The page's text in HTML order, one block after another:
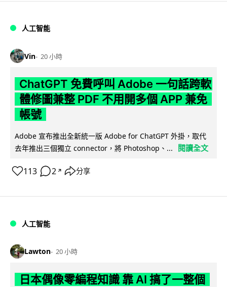
人工智能
Vin 20 小時
ChatGPT 免費呼叫 Adobe 一句話跨軟
體修圖兼整 PDF 不用開多個 APP 兼免
帳號
Adobe 宣布推出全新統一版 Adobe for ChatGPT 外掛，取代
去年推出三個獨立 connector，將 Photoshop、...
閱讀全文
113 2 ↗ 分享
人工智能
Lawton 20 小時
日本偶像零編程知識 靠 AI 搞了一整個